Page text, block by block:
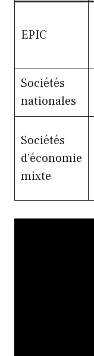
EPIC
Sociétés
nationales
Sociétés
d’économie
mixte